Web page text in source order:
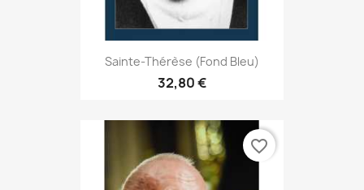
Sainte-Thérèse (fond Bleu)
32,80 €
favorite_border